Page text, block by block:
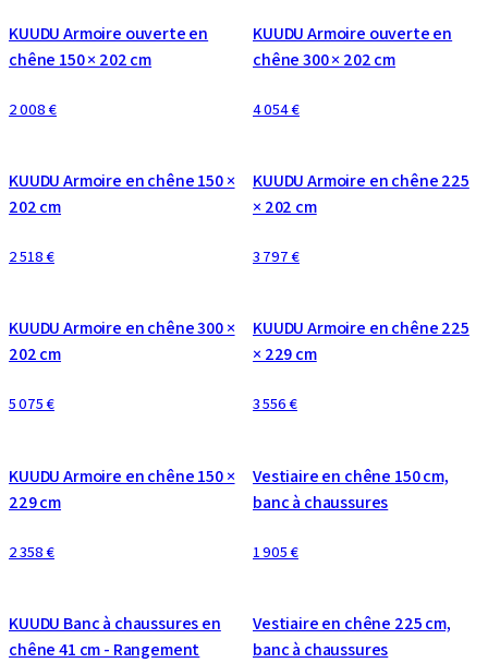
KUUDU Armoire ouverte en
chêne 150 × 202 cm
2 008 €
KUUDU Armoire ouverte en
chêne 300 × 202 cm
4 054 €
KUUDU Armoire en chêne 150 ×
202 cm
2 518 €
KUUDU Armoire en chêne 225
× 202 cm
3 797 €
KUUDU Armoire en chêne 300 ×
202 cm
5 075 €
KUUDU Armoire en chêne 225
× 229 cm
3 556 €
KUUDU Armoire en chêne 150 ×
229 cm
2 358 €
Vestiaire en chêne 150 cm,
banc à chaussures
1 905 €
KUUDU Banc à chaussures en
chêne 41 cm - Rangement
Vestiaire en chêne 225 cm,
banc à chaussures